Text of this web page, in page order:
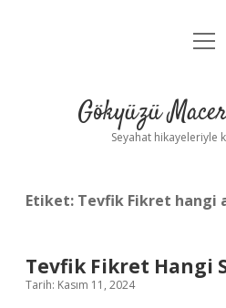
Anasayfa
Yasal
Gökyüzü
Seyahat hikayeleriyle
Etiket: Tevfik Fikret hangi
Tevfik Fikret Hangi
Tarih: Kasım 11, 2024